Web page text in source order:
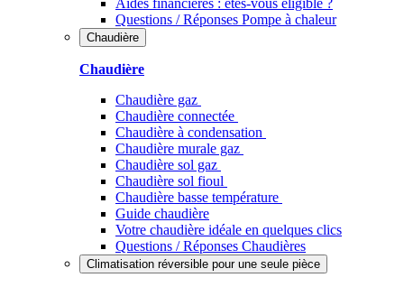
Aides financières : êtes-vous éligible ?
Questions / Réponses Pompe à chaleur
Chaudière
Chaudière
Chaudière gaz
Chaudière connectée
Chaudière à condensation
Chaudière murale gaz
Chaudière sol gaz
Chaudière sol fioul
Chaudière basse température
Guide chaudière
Votre chaudière idéale en quelques clics
Questions / Réponses Chaudières
Climatisation réversible pour une seule pièce